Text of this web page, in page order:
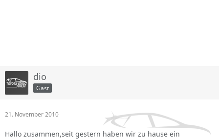
dio
Gast
21. November 2010
Hallo zusammen,seit gestern haben wir zu hause ein